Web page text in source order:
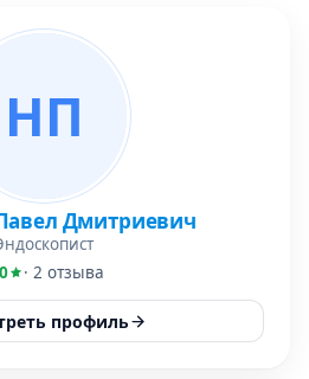
НП
Дмитриевич
· 2 отзыва
профиль